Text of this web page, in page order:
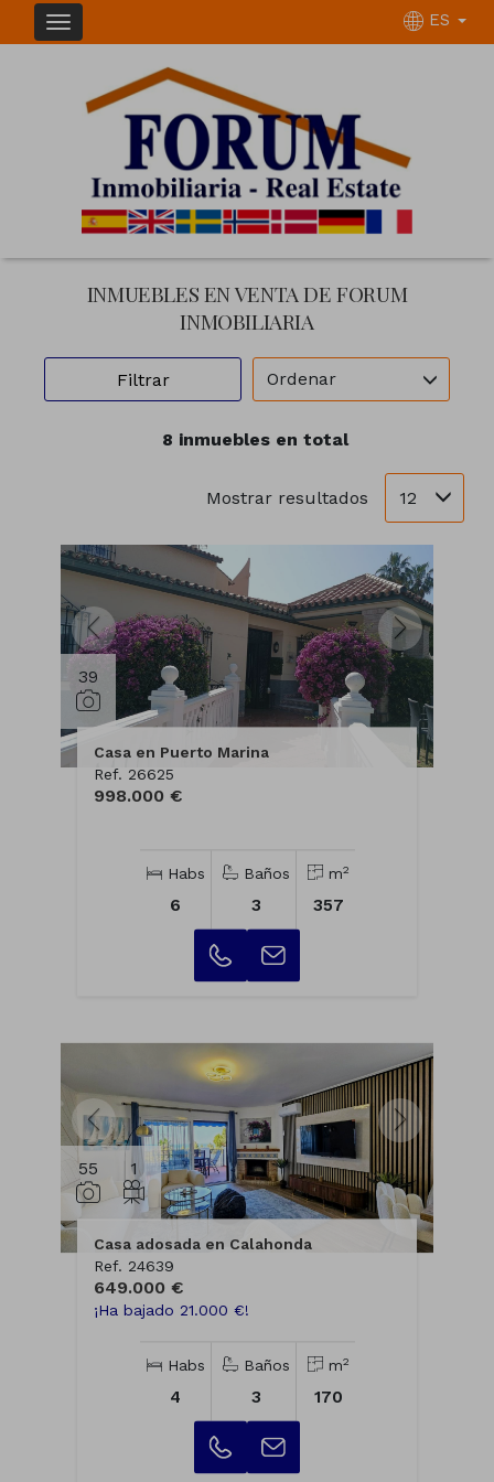
ES
INMUEBLES EN VENTA DE FORUM
INMOBILIARIA
Filtrar Ordenar
8 inmuebles en total
Mostrar resultados 12
39
Casa en Puerto Marina
Ref. 26625
998.000 €
Habs
6
Baños
3
m2
357
55 1
Casa adosada en Calahonda
Ref. 24639
649.000 €
¡Ha bajado 21.000 €!
Habs
4
Baños
3
m2
170